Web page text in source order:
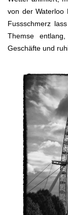
von der Waterloo
Fussschmerz
Themse
Geschäfte und